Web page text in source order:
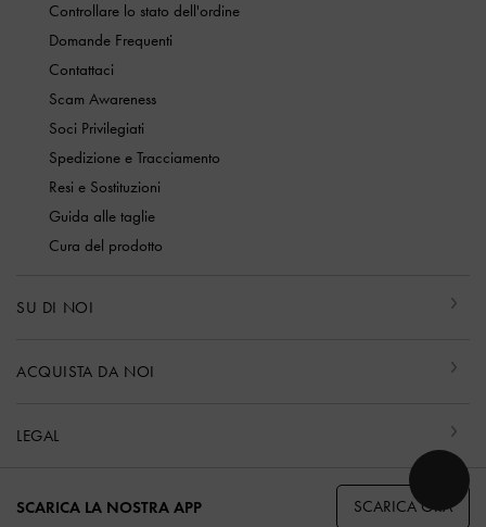
Controllare lo stato dell'ordine
Domande Frequenti
Contattaci
Scam Awareness
Soci Privilegiati
Spedizione e Tracciamento
Resi e Sostituzioni
Guida alle taglie
Cura del prodotto
SU DI NOI
ACQUISTA DA NOI
LEGAL
SCARICA LA NOSTRA APP SCARICA ORA